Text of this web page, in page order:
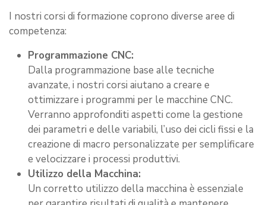
I nostri corsi di formazione coprono diverse aree di
competenza:
Programmazione CNC:
Dalla programmazione base alle tecniche
avanzate, i nostri corsi aiutano a creare e
ottimizzare i programmi per le macchine CNC.
Verranno approfonditi aspetti come la gestione
dei parametri e delle variabili, l’uso dei cicli fissi e la
creazione di macro personalizzate per semplificare
e velocizzare i processi produttivi.
Utilizzo della Macchina:
Un corretto utilizzo della macchina è essenziale